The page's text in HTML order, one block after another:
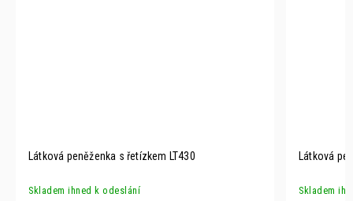
Látková peněženka s řetízkem LT430
Skladem ihned k odeslání
Látková
Skladem